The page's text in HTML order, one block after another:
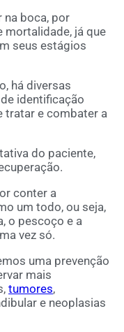
na boca, por
mortalidade, já que
seus estágios
há diversas
identificação
tratar e combater a
do paciente,
conter a
um todo, ou seja,
o pescoço e a
vez só.
uma prevenção
mais
tumores,
e neoplasias